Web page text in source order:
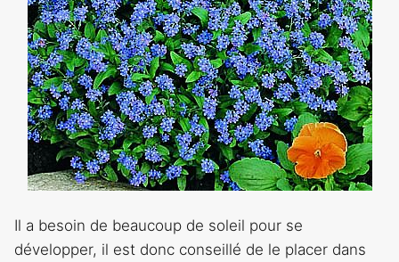
Il a besoin de beaucoup de soleil pour se
développer, il est donc conseillé de le placer dans